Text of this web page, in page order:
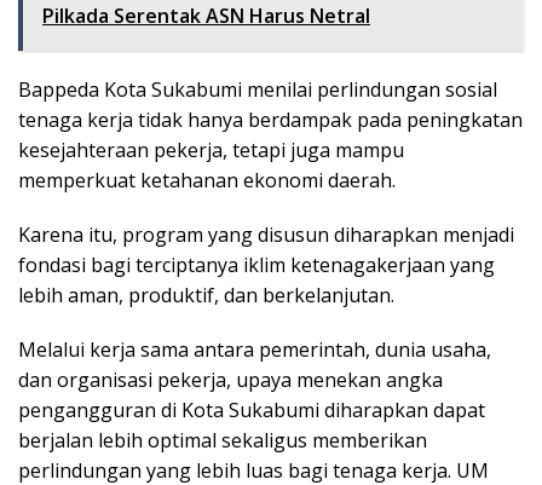
Pilkada Serentak ASN Harus Netral
Bappeda Kota Sukabumi menilai perlindungan sosial
tenaga kerja tidak hanya berdampak pada peningkatan
kesejahteraan pekerja, tetapi juga mampu
memperkuat ketahanan ekonomi daerah.
Karena itu, program yang disusun diharapkan menjadi
fondasi bagi terciptanya iklim ketenagakerjaan yang
lebih aman, produktif, dan berkelanjutan.
Melalui kerja sama antara pemerintah, dunia usaha,
dan organisasi pekerja, upaya menekan angka
pengangguran di Kota Sukabumi diharapkan dapat
berjalan lebih optimal sekaligus memberikan
perlindungan yang lebih luas bagi tenaga kerja. UM